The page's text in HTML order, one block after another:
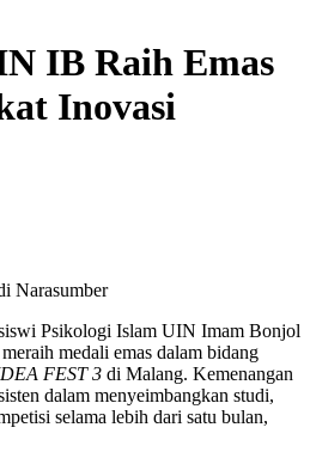
IB Raih Emas
Inovasi
Narasumber
Psikologi Islam UIN Imam Bonjol
medali emas dalam bidang
FEST 3 di Malang. Kemenangan
dalam menyeimbangkan studi,
selama lebih dari satu bulan,